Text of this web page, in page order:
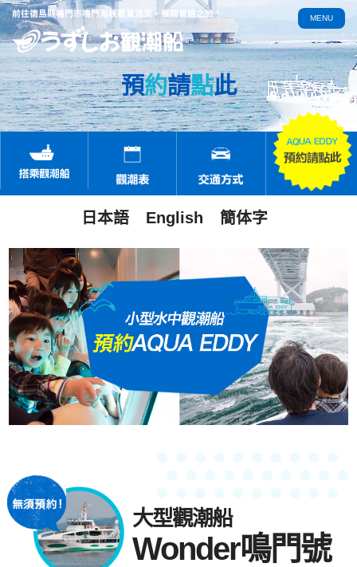
前往德島縣鳴門市鳴門海峽觀賞渦流，展開冒險之旅！
日本語 English 簡体字
MENU
預約請點此
大型觀潮船
Wonder鳴門號